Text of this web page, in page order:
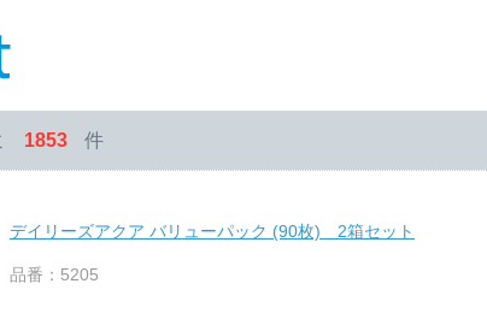
1853 件
デイリーズアクア バリューパック (90枚) 2箱セット
品番：5205